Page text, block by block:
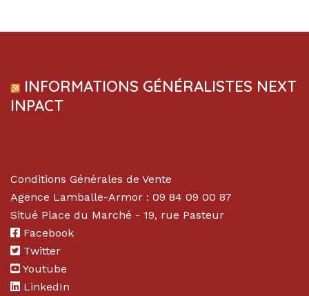
INFORMATIONS GÉNÉRALISTES NEXT
INPACT
Conditions Générales de Vente
Agence Lamballe-Armor : 09 84 09 00 87
Situé Place du Marché - 19, rue Pasteur
Facebook
Twitter
Youtube
LinkedIn